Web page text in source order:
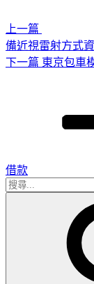
上一篇
備近視雷射方式
下
下一篇 東京包車
借款
搜